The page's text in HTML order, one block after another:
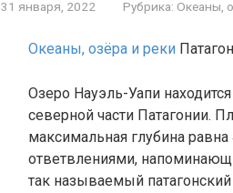
31 января, 2022 Рубрика: Океаны,
Океаны, озёра и реки
Озеро Науэль-Уапи
северной части Патагонии.
максимальная глубина
ответвлениями,
так называемый